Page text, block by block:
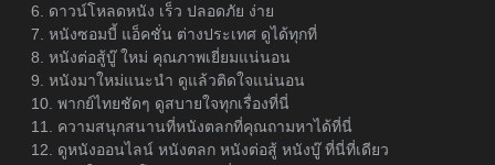
6. ดาวน์โหลดหนัง เร็ว ปลอดภัย ง่าย
7. หนังซอมบี้ แอ็คชั่น ต่างประเทศ ดูได้ทุกที่
8. หนังต่อสู้บู๊ ใหม่ คุณภาพเยี่ยมแน่นอน
9. หนังมาใหม่แนะนำ ดูแล้วติดใจแน่นอน
10. พากย์ไทยชัดๆ ดูสบายใจทุกเรื่องที่นี่
11. ความสนุกสนานที่หนังตลกที่คุณถามหาได้ที่นี่
12. ดูหนังออนไลน์ หนังตลก หนังต่อสู้ หนังบู๊ ที่นี่ที่เดียว